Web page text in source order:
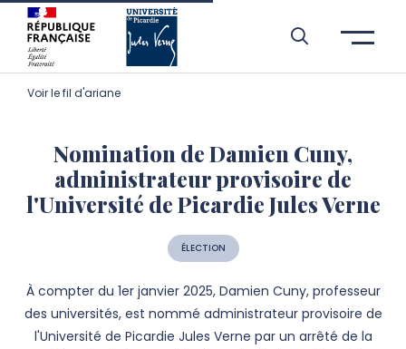
Aller à l’entête de page
Aller au menu principale
Aller au contenu principal
Aller à la recherche
Passer aux cookies
Aller au pied de page
Voir le fil d'ariane
Nomination de Damien Cuny,
administrateur provisoire de
l'Université de Picardie Jules Verne
ÉLECTION
À compter du 1er janvier 2025, Damien Cuny, professeur
des universités, est nommé administrateur provisoire de
l'Université de Picardie Jules Verne par un arrêté de la